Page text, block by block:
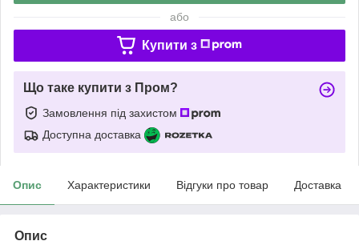
або
Купити з
Що таке купити з Пром?
Замовлення під захистом
Доступна доставка
Опис Характеристики Відгуки про товар Доставка
Опис